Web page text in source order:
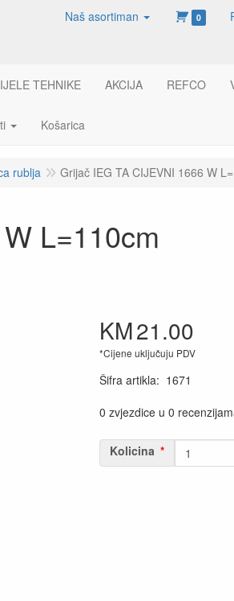
Naš asortiman 0
TEHNIKE AKCIJA REFCO
Košarica
rublja Grijač IEG TA CIJEVNI 1666 W
L=110cm
KM21.00
*Cijene uključuju PDV
Šifra artikla: 1671
0 zvjezdice u 0
Kolicina